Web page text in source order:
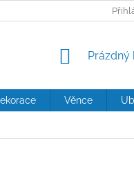
Prázdný
Věnce